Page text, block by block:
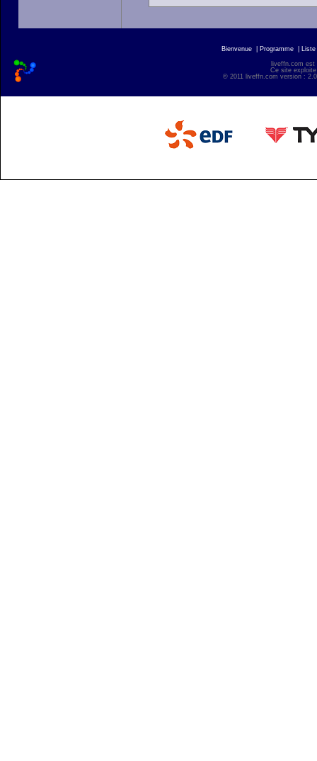
Bienvenue Programme
liveffn.com est
Ce site
© 2011 liveffn.com version :